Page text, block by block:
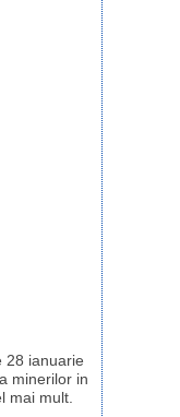
28 ianuarie
minerilor in
mai mult.